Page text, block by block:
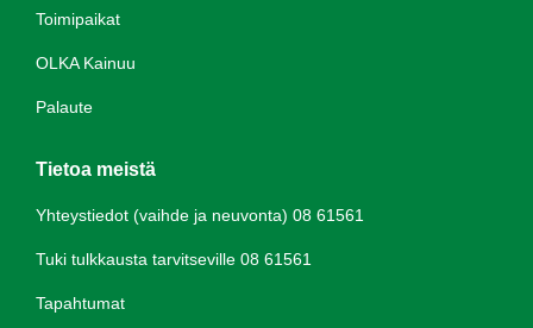
Toimipaikat
OLKA Kainuu
Palaute
Tietoa meistä
Yhteystiedot (vaihde ja neuvonta) 08 61561
Tuki tulkkausta tarvitseville 08 61561
Tapahtumat